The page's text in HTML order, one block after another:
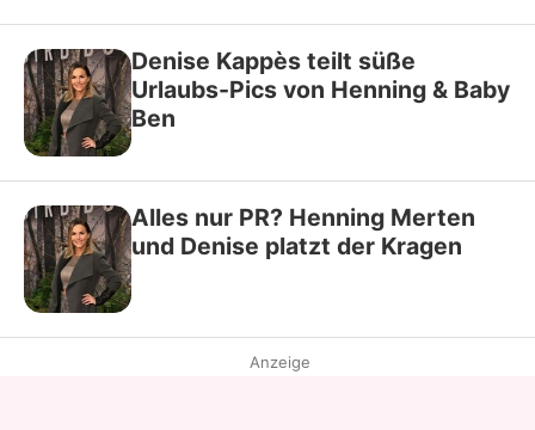
Denise Kappès teilt süße
Urlaubs-Pics von Henning & Baby
Ben
Alles nur PR? Henning Merten
und Denise platzt der Kragen
Anzeige